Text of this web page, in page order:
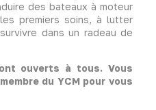
des bateaux à moteur
premiers soins, à lutter
dans un radeau de
ouverts à tous. Vous
du YCM pour vous